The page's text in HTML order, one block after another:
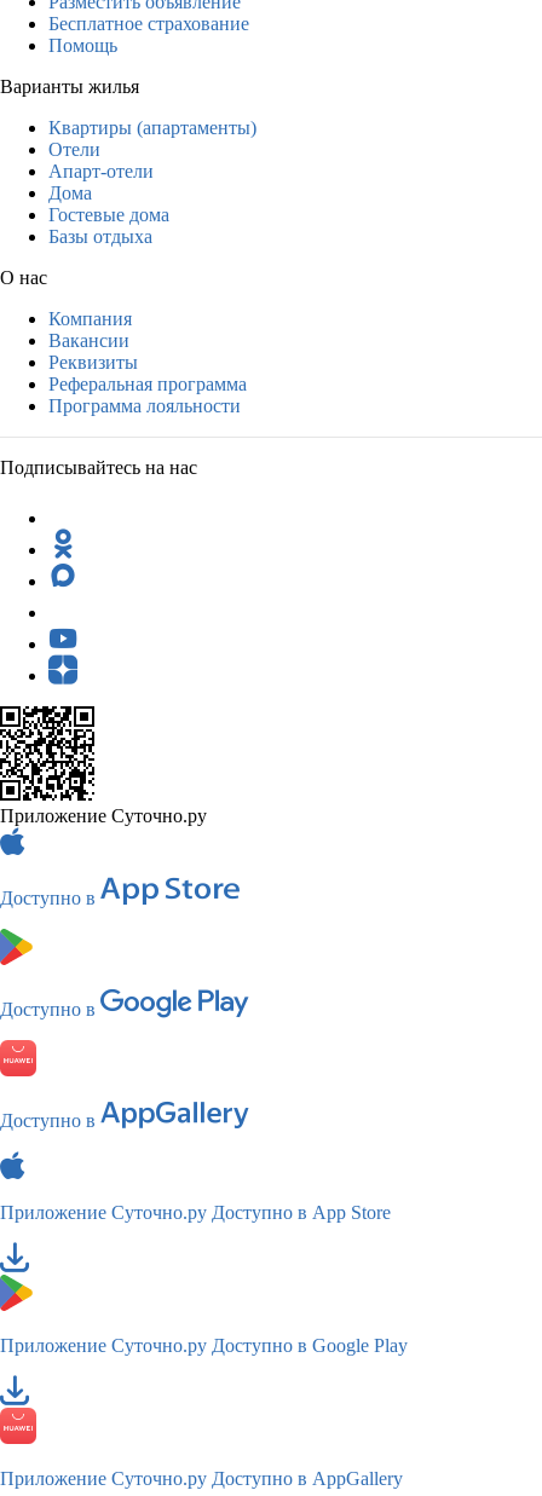
Бесплатное страхование
Помощь
Варианты жилья
Квартиры (апартаменты)
Отели
Апарт-отели
Дома
Гостевые дома
Базы отдыха
О нас
Компания
Вакансии
Реквизиты
Реферальная программа
Программа лояльности
Подписывайтесь на нас
Приложение Суточно.ру
Доступно в
Доступно в
Доступно в
Приложение Суточно.ру Доступно в App Store
Приложение Суточно.ру Доступно в Google Play
Приложение Суточно.ру Доступно в AppGallery